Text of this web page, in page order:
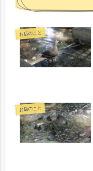
お店のこと
お店のこと